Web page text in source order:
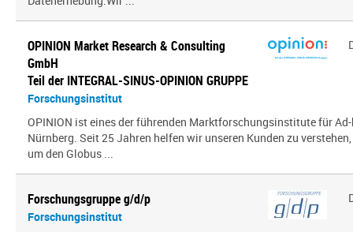
OPINION Market Research & Consulting
GmbH
Teil der INTEGRAL-SINUS-OPINION GRUPPE
Forschungsinstitut
OPINION ist eines der führenden Marktforschungsinstitute für
Nürnberg. Seit 25 Jahren helfen wir unseren Kunden zu
um den Globus ...
Forschungsgruppe g/d/p
Forschungsinstitut